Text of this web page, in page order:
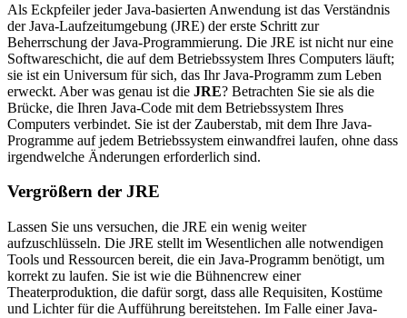
Als Eckpfeiler jeder Java-basierten Anwendung ist das Verständnis
der Java-Laufzeitumgebung (JRE) der erste Schritt zur
Beherrschung der Java-Programmierung. Die JRE ist nicht nur eine
Softwareschicht, die auf dem Betriebssystem Ihres Computers läuft;
sie ist ein Universum für sich, das Ihr Java-Programm zum Leben
erweckt. Aber was genau ist die JRE? Betrachten Sie sie als die
Brücke, die Ihren Java-Code mit dem Betriebssystem Ihres
Computers verbindet. Sie ist der Zauberstab, mit dem Ihre Java-
Programme auf jedem Betriebssystem einwandfrei laufen, ohne dass
irgendwelche Änderungen erforderlich sind.
Vergrößern der JRE
Lassen Sie uns versuchen, die JRE ein wenig weiter
aufzuschlüsseln. Die JRE stellt im Wesentlichen alle notwendigen
Tools und Ressourcen bereit, die ein Java-Programm benötigt, um
korrekt zu laufen. Sie ist wie die Bühnencrew einer
Theaterproduktion, die dafür sorgt, dass alle Requisiten, Kostüme
und Lichter für die Aufführung bereitstehen. Im Falle einer Java-